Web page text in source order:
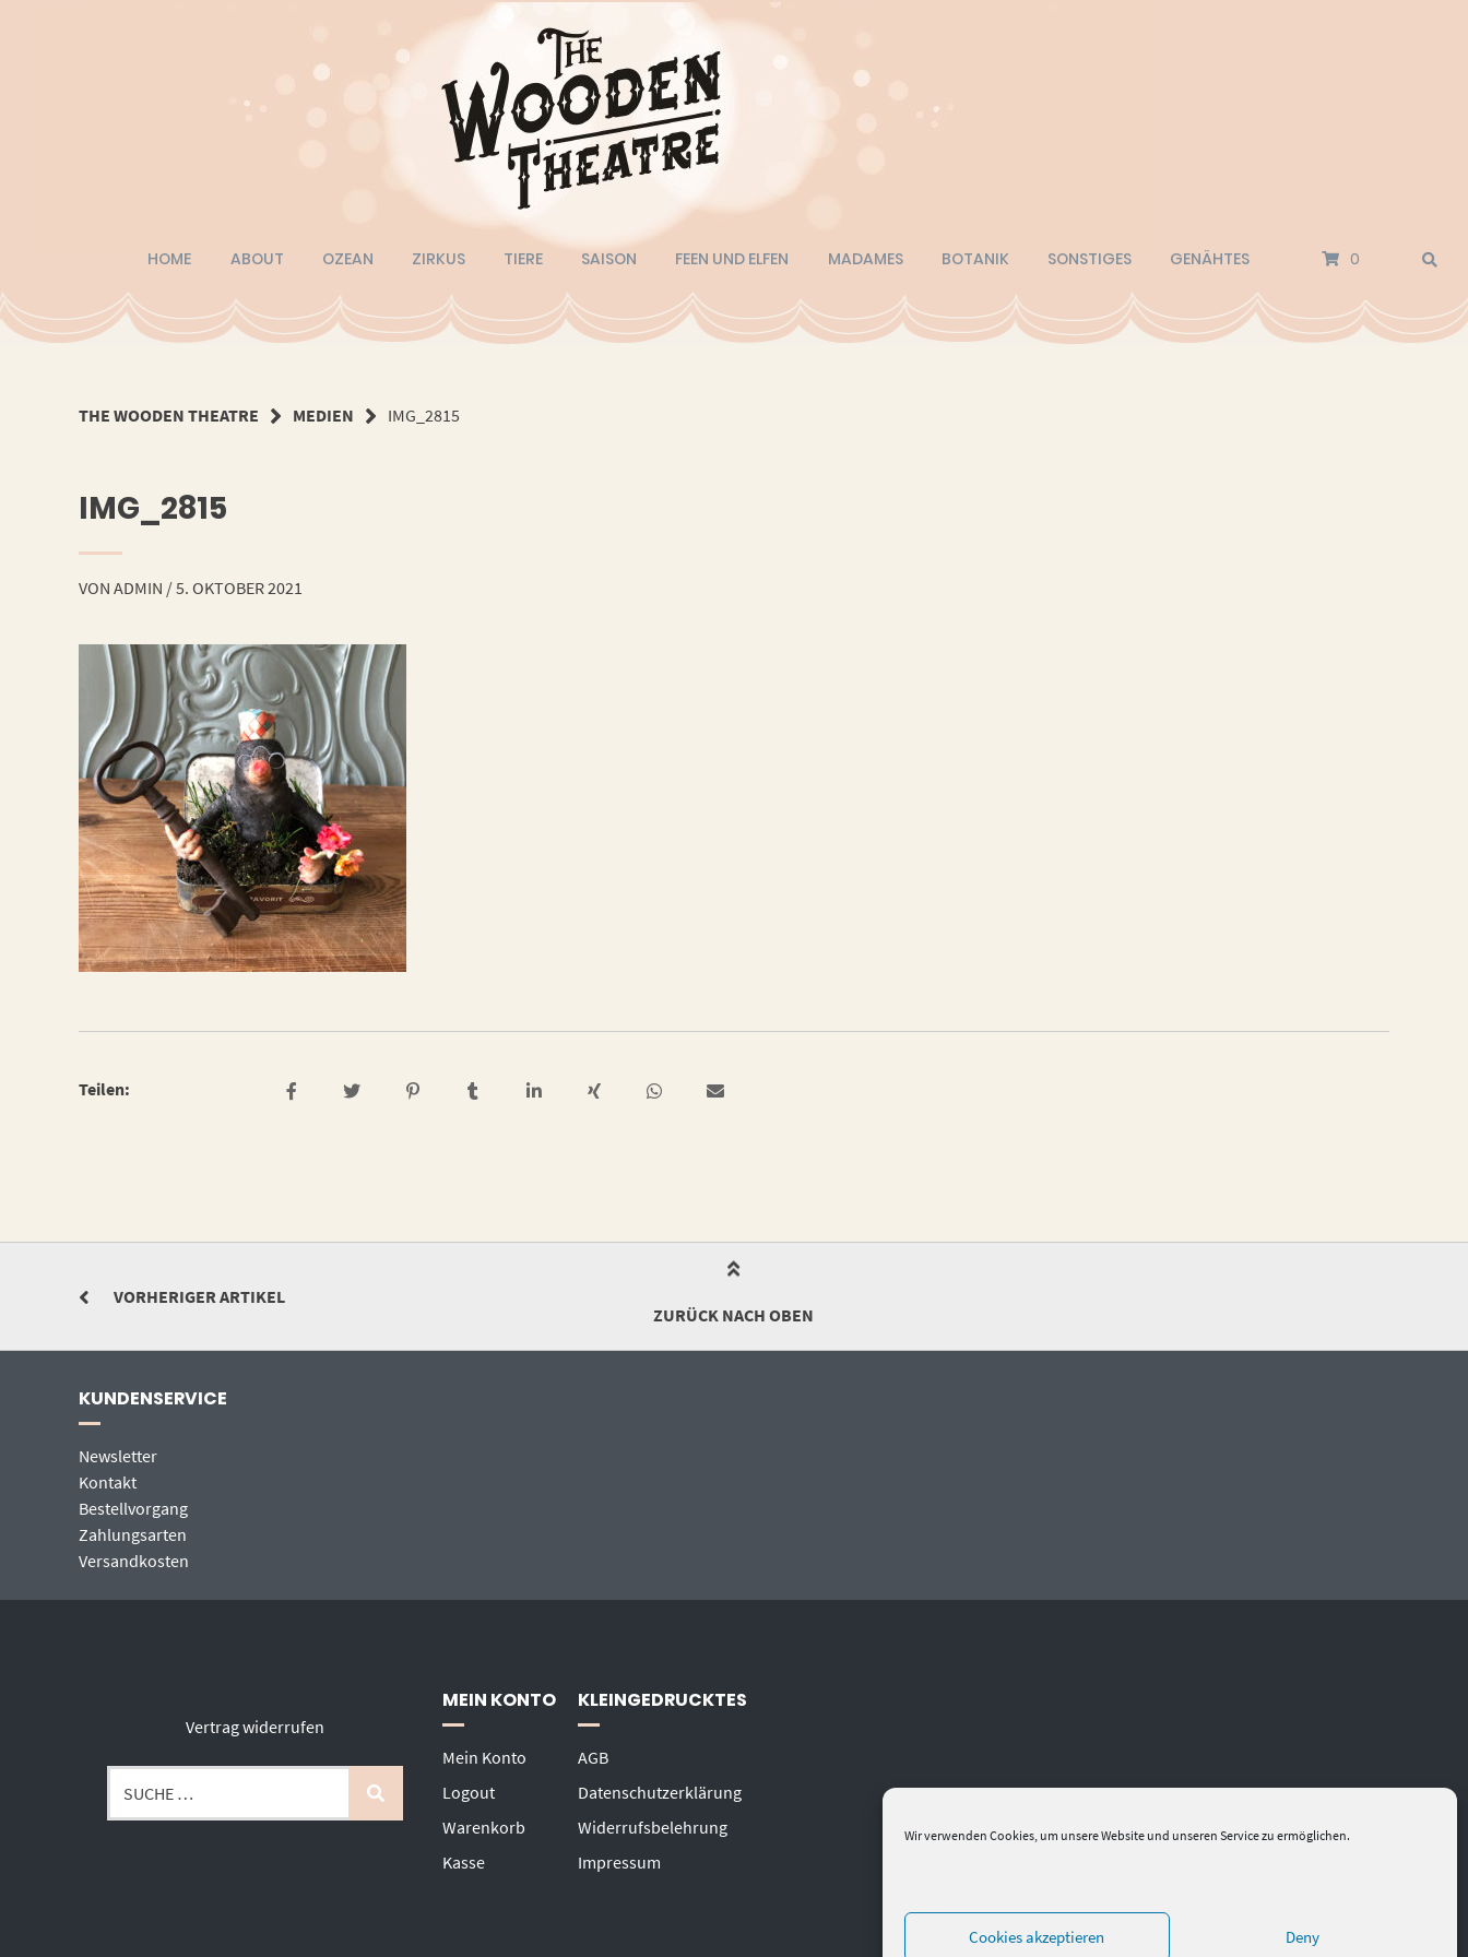
Wir verwenden Cookies, um unsere Website und unseren Service zu ermöglichen.
Cookies akzeptieren Deny
HOME ABOUT OZEAN ZIRKUS TIERE SAISON FEEN UND ELFEN MADAMES BOTANIK SONSTIGES GENÄHTES 0
THE WOODEN THEATRE MEDIEN IMG_2815
IMG_2815
VON ADMIN /5. OKTOBER 2021
Teilen:
VORHERIGER ARTIKEL
ZURÜCK NACH OBEN
KUNDENSERVICE
Newsletter
Kontakt
Bestellvorgang
Zahlungsarten
Versandkosten
Vertrag widerrufen
MEIN KONTO
Mein Konto
Logout
Warenkorb
Kasse
KLEINGEDRUCKTES
AGB
Datenschutzerklärung
Widerrufsbelehrung
Impressum